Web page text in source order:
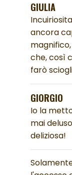
GIULIA
ancora
che, così
farò
GIORGIO
Io la
mai
deliziosa!